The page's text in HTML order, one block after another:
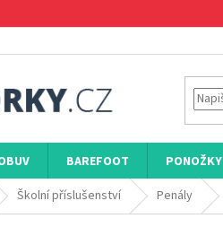
BAREFOOT PONOŽKY
Školní příslušenství Penály